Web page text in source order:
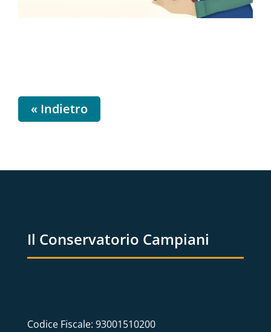
« Indietro
Il Conservatorio Campiani
Codice Fiscale: 93001510200